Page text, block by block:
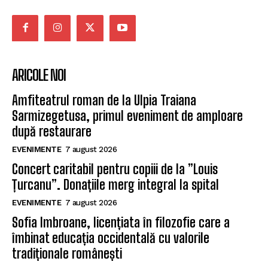
ARICOLE NOI
Amfiteatrul roman de la Ulpia Traiana
Sarmizegetusa, primul eveniment de amploare
după restaurare
EVENIMENTE 7 august 2026
Concert caritabil pentru copiii de la ”Louis
Țurcanu”. Donațiile merg integral la spital
EVENIMENTE 7 august 2026
Sofia Imbroane, licențiata în filozofie care a
îmbinat educația occidentală cu valorile
tradiționale românești